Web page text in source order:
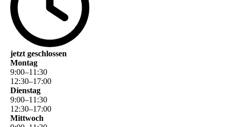
jetzt geschlossen
Montag
9:00–11 :30
12:30–17:00
Dienstag
9:00–11 :30
12:30–17:00
Mittwoch